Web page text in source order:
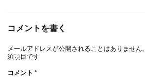
コメントを書く
メールアドレスが公開されることはありません。
須項目です
コメント *